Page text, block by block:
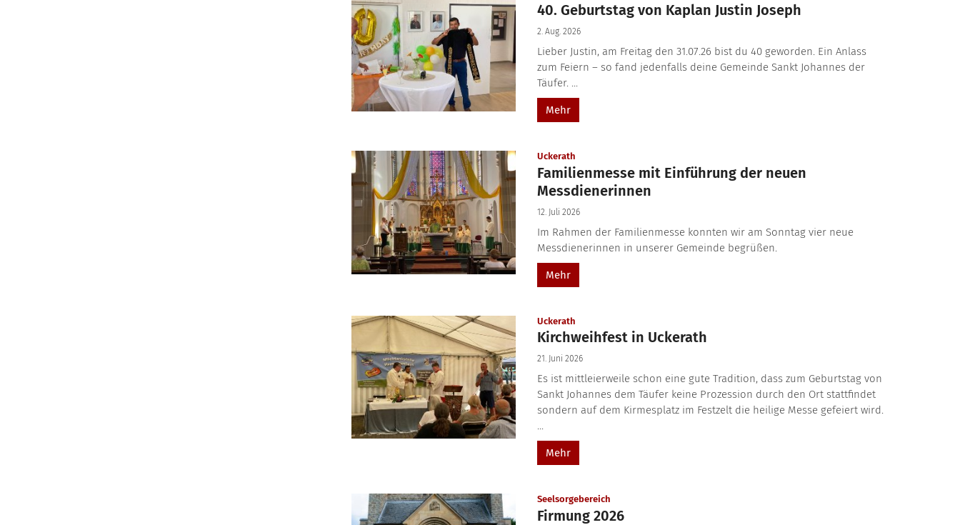
40. Geburtstag von Kaplan Justin Joseph
2. Aug. 2026
Lieber Justin, am Freitag den 31.07.26 bist du 40 geworden. Ein Anlass
zum Feiern – so fand jedenfalls deine Gemeinde Sankt Johannes der
Täufer. ...
Mehr
Uckerath
Familienmesse mit Einführung der neuen
Messdienerinnen
12. Juli 2026
Im Rahmen der Familienmesse konnten wir am Sonntag vier neue
Messdienerinnen in unserer Gemeinde begrüßen.
Mehr
Uckerath
Kirchweihfest in Uckerath
21. Juni 2026
Es ist mittleierweile schon eine gute Tradition, dass zum Geburtstag von
Sankt Johannes dem Täufer keine Prozession durch den Ort stattfindet
sondern auf dem Kirmesplatz im Festzelt die heilige Messe gefeiert wird.
...
Mehr
Seelsorgebereich
Firmung 2026